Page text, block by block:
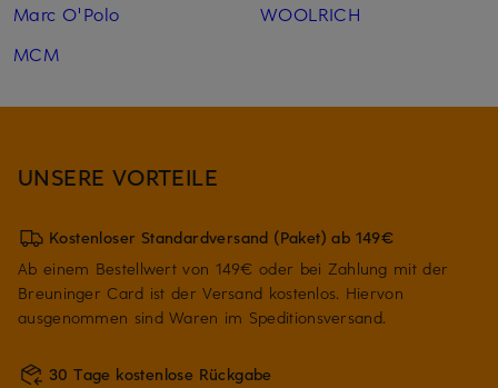
Marc O'Polo
MCM
WOOLRICH
UNSERE VORTEILE
Kostenloser Standardversand (Paket) ab 149€
Ab einem Bestellwert von 149€ oder bei Zahlung mit der
Breuninger Card ist der Versand kostenlos. Hiervon
ausgenommen sind Waren im Speditionsversand.
30 Tage kostenlose Rückgabe